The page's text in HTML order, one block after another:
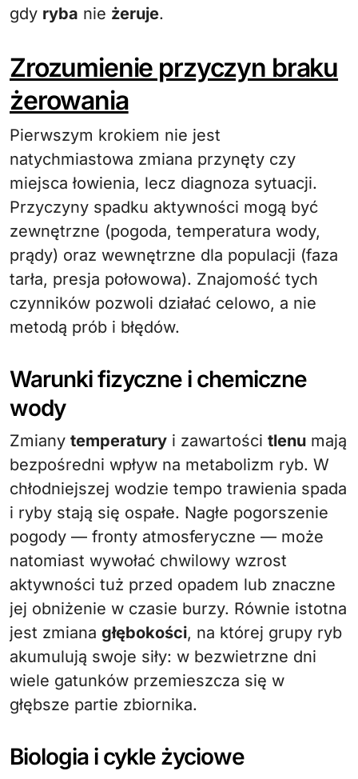
gdy ryba nie żeruje.
Zrozumienie przyczyn braku
żerowania
Pierwszym krokiem nie jest
natychmiastowa zmiana przynęty czy
miejsca łowienia, lecz diagnoza sytuacji.
Przyczyny spadku aktywności mogą być
zewnętrzne (pogoda, temperatura wody,
prądy) oraz wewnętrzne dla populacji (faza
tarła, presja połowowa). Znajomość tych
czynników pozwoli działać celowo, a nie
metodą prób i błędów.
Warunki fizyczne i chemiczne
wody
Zmiany temperatury i zawartości tlenu mają
bezpośredni wpływ na metabolizm ryb. W
chłodniejszej wodzie tempo trawienia spada
i ryby stają się ospałe. Nagłe pogorszenie
pogody — fronty atmosferyczne — może
natomiast wywołać chwilowy wzrost
aktywności tuż przed opadem lub znaczne
jej obniżenie w czasie burzy. Równie istotna
jest zmiana głębokości, na której grupy ryb
akumulują swoje siły: w bezwietrzne dni
wiele gatunków przemieszcza się w
głębsze partie zbiornika.
Biologia i cykle życiowe